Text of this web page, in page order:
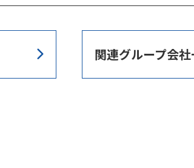
関連グループ会